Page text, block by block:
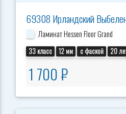
69308 Ирландский
Ламинат Hessen Floor Grand
33 класс 12 мм с фаской 20
1 700 ₽